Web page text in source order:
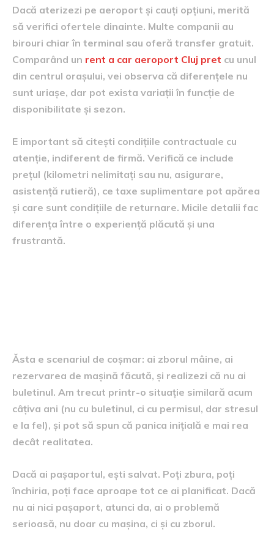
Dacă aterizezi pe aeroport și cauți opțiuni, merită
să verifici ofertele dinainte. Multe companii au
birouri chiar în terminal sau oferă transfer gratuit.
Comparând un rent a car aeroport Cluj pret cu unul
din centrul orașului, vei observa că diferențele nu
sunt uriașe, dar pot exista variații în funcție de
disponibilitate și sezon.
E important să citești condițiile contractuale cu
atenție, indiferent de firmă. Verifică ce include
prețul (kilometri nelimitați sau nu, asigurare,
asistență rutieră), ce taxe suplimentare pot apărea
și care sunt condițiile de returnare. Micile detalii fac
diferența între o experiență plăcută și una
frustrantă.
Ăsta e scenariul de coșmar: ai zborul mâine, ai
rezervarea de mașină făcută, și realizezi că nu ai
buletinul. Am trecut printr-o situație similară acum
câțiva ani (nu cu buletinul, ci cu permisul, dar stresul
e la fel), și pot să spun că panica inițială e mai rea
decât realitatea.
Dacă ai pașaportul, ești salvat. Poți zbura, poți
închiria, poți face aproape tot ce ai planificat. Dacă
nu ai nici pașaport, atunci da, ai o problemă
serioasă, nu doar cu mașina, ci și cu zborul.